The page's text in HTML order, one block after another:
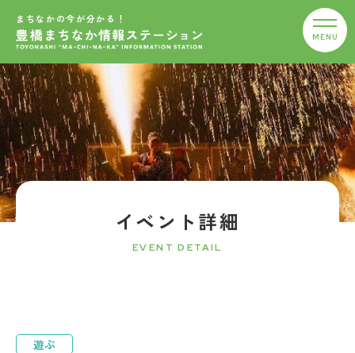
まちなかの今が分かる！
イベント詳細
EVENT DETAIL
遊ぶ